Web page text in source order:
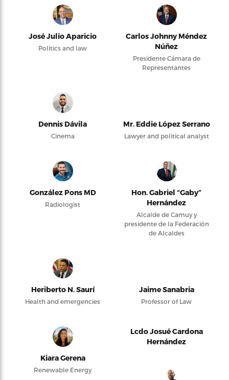
José Julio Aparicio
Politics and law
Carlos Johnny Méndez
Núñez
Presidente Cámara de
Representantes
Dennis Dávila
Cinema
Mr. Eddie López Serrano
Lawyer and political analyst
González Pons MD
Radiologist
Hon. Gabriel “Gaby”
Hernández
Alcalde de Camuy y
presidente de la Federación
de Alcaldes
Heriberto N. Saurí
Health and emergencies
Jaime Sanabria
Professor of Law
Kiara Gerena
Renewable Energy
Lcdo Josué Cardona
Hernández